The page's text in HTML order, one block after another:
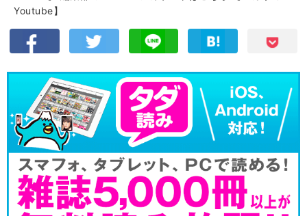
Youtube】